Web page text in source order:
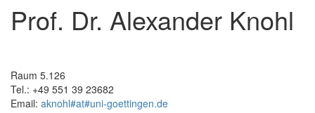
Prof. Dr. Alexander Knohl
Raum 5.126
Tel.: +49 551 39 23682
Email: aknohl#at#uni-goettingen.de